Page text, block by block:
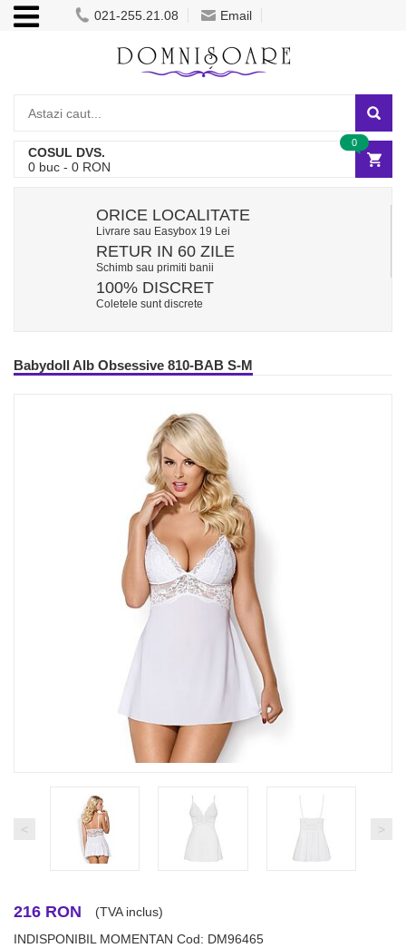
021-255.21.08 Email
COSUL DVS.
0 buc - 0 RON
0
ORICE LOCALITATE
Livrare sau Easybox 19 Lei
RETUR IN 60 ZILE
Schimb sau primiti banii
100% DISCRET
Coletele sunt discrete
Babydoll Alb Obsessive 810-BAB S-M
< >
216 RON
(TVA inclus)
INDISPONIBIL MOMENTAN Cod: DM96465